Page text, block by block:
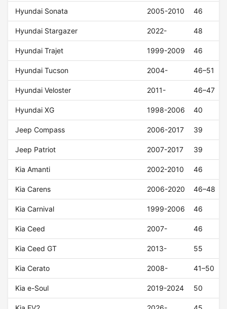
Hyundai Sonata 2005-2010 46
Hyundai Stargazer 2022- 48
Hyundai Trajet 1999-2009 46
Hyundai Tucson 2004- 46–51
Hyundai Veloster 2011- 46–47
Hyundai XG 1998-2006 40
Jeep Compass 2006-2017 39
Jeep Patriot 2007-2017 39
Kia Amanti 2002-2010 46
Kia Carens 2006-2020 46–48
Kia Carnival 1999-2006 46
Kia Ceed 2007- 46
Kia Ceed GT 2013- 55
Kia Cerato 2008- 41–50
Kia e-Soul 2019-2024 50